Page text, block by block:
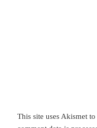
This site uses Akismet